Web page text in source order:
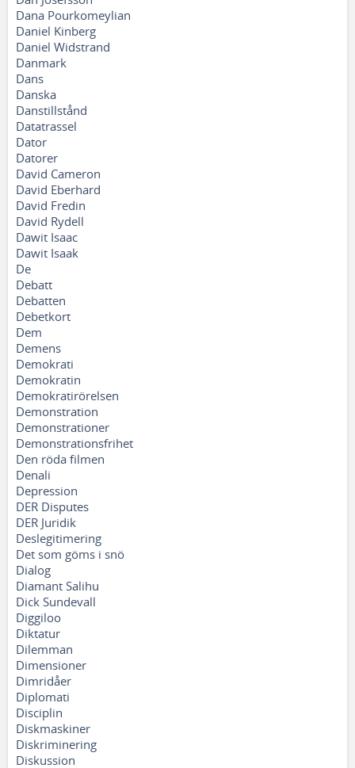
Dana Pourkomeylian
Daniel Kinberg
Daniel Widstrand
Danmark
Dans
Danska
Danstillstånd
Datatrassel
Dator
Datorer
David Cameron
David Eberhard
David Fredin
David Rydell
Dawit Isaac
Dawit Isaak
De
Debatt
Debatten
Debetkort
Dem
Demens
Demokrati
Demokratin
Demokratirörelsen
Demonstration
Demonstrationer
Demonstrationsfrihet
Den röda filmen
Denali
Depression
DER Disputes
DER Juridik
Deslegitimering
Det som göms i snö
Dialog
Diamant Salihu
Dick Sundevall
Diggiloo
Diktatur
Dilemman
Dimensioner
Dimridåer
Diplomati
Disciplin
Diskmaskiner
Diskriminering
Diskussion